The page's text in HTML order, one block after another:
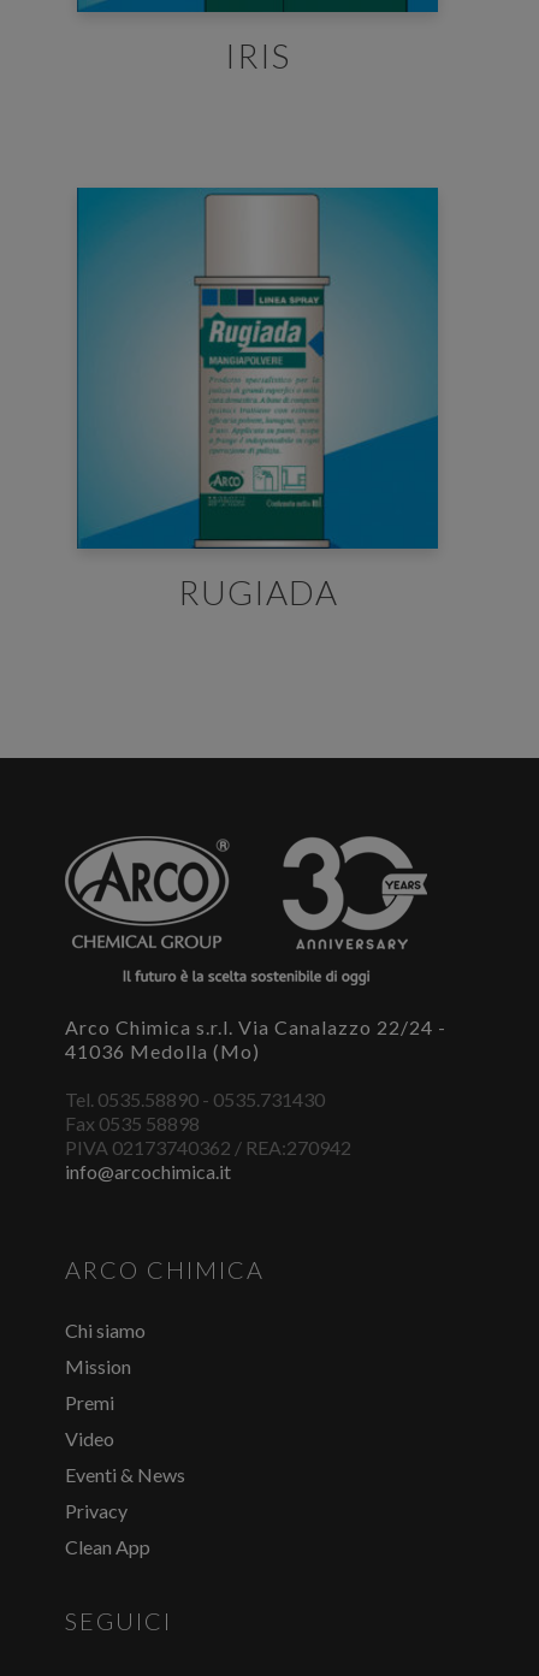
IRIS
RUGIADA
Arco Chimica s.r.l. Via Canalazzo 22/24 -
41036 Medolla (Mo)
Tel. 0535.58890 - 0535.731430
Fax 0535 58898
PIVA 02173740362 / REA:270942
info@arcochimica.it
ARCO CHIMICA
Chi siamo
Mission
Premi
Video
Eventi & News
Privacy
Clean App
SEGUICI
Per scaricare le schede di sicurezza e le schede tecniche è
necessario accedere al portale. Se ancora non hai un
account puoi effettuare la registrazione del tuo profilo e
ottenere le credenziali di accesso.